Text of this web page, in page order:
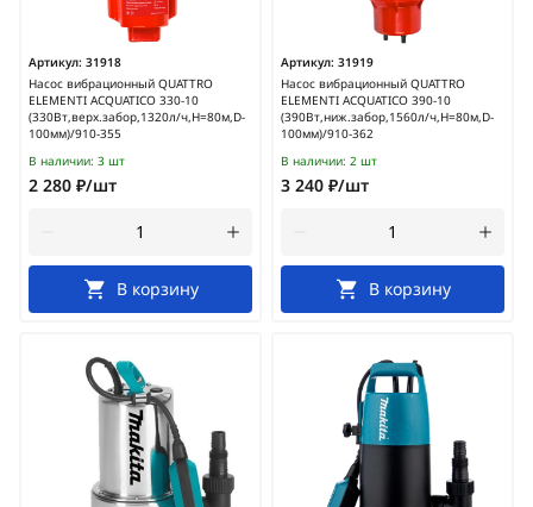
Артикул: 31918
Насос вибрационный QUATTRO
ELEMENTI ACQUATICO 330-10
(330Вт,верх.забор,1320л/ч,H=80м,D-
100мм)/910-355
В наличии: 3 шт
2 280 ₽/шт
В корзину
Артикул: 31919
Насос вибрационный QUATTRO
ELEMENTI ACQUATICO 390-10
(390Вт,ниж.забор,1560л/ч,H=80м,D-
100мм)/910-362
В наличии: 2 шт
3 240 ₽/шт
В корзину